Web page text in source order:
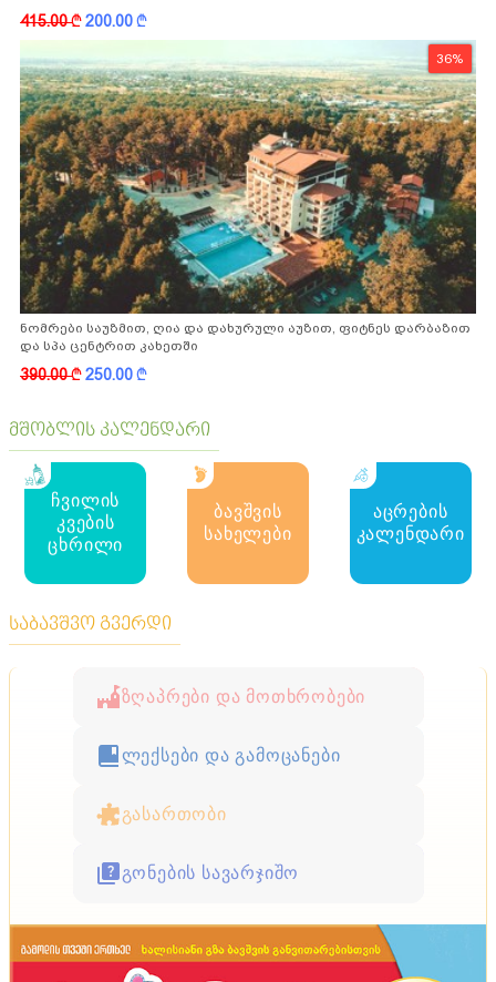
ფასდაკლებით
415.00k200.00k
36%
ნომრები საუზმით, ღია და დახურული აუზით, ფიტნეს დარბაზით
და სპა ცენტრით კახეთში
390.00k250.00k
მშობლის კალენდარი
ჩვილის
კვების
ცხრილი
ბავშვის
სახელები
აცრების
კალენდარი
საბავშვო გვერდი
ზღაპრები და მოთხრობები
ლექსები და გამოცანები
გასართობი
გონების სავარჯიშო